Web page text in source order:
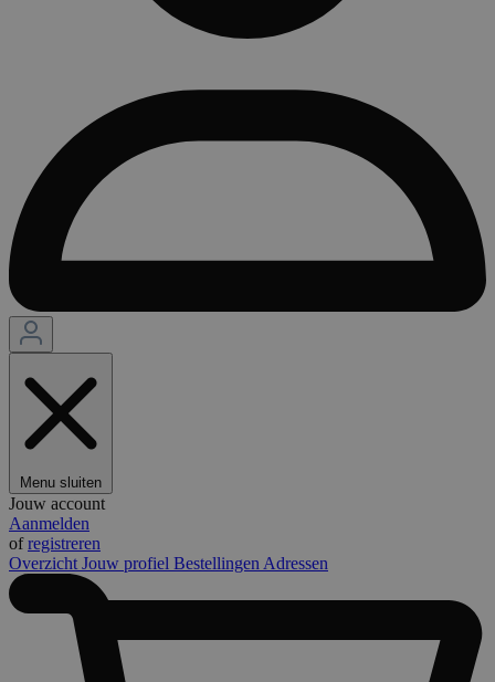
Menu sluiten
Jouw account
Aanmelden
ofregistreren
Overzicht Jouw profiel Bestellingen Adressen